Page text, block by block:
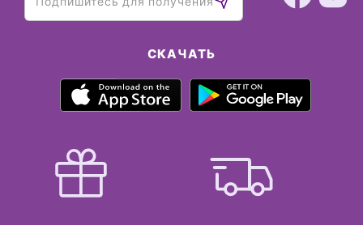
СКАЧАТЬ